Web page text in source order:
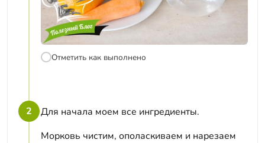
Отметить как выполнено
2
Для начала моем все ингредиенты.
Морковь чистим, ополаскиваем и нарезаем